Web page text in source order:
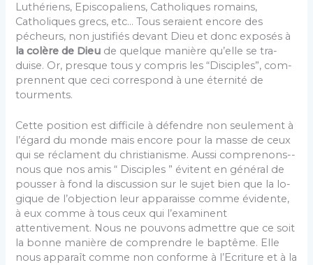
Luthériens, Episcopaliens, Catholiques ro­mains,
Catholiques grecs, etc… Tous seraient encore des
pécheurs, non justifiés devant Dieu et donc exposés à
la colère de Dieu de quelque manière qu’elle se tra­
duise. Or, presque tous y compris les “Disciples”, com­
prennent que ceci correspond à une éternité de
tourments.
Cette position est difficile à défendre non seulement à
l’égard du monde mais encore pour la masse de ceux
qui se réclament du christianisme. Aussi comprenons-­
nous que nos amis “ Disciples ” évitent en général de
pousser à fond la discussion sur le sujet bien que la lo­
gique de l’objection leur apparaisse comme évidente,
à eux comme à tous ceux qui l’examinent
attentivement. Nous ne pouvons admettre que ce soit
la bonne manière de comprendre le baptême. Elle
nous apparaît comme non conforme à l’Ecriture et à la